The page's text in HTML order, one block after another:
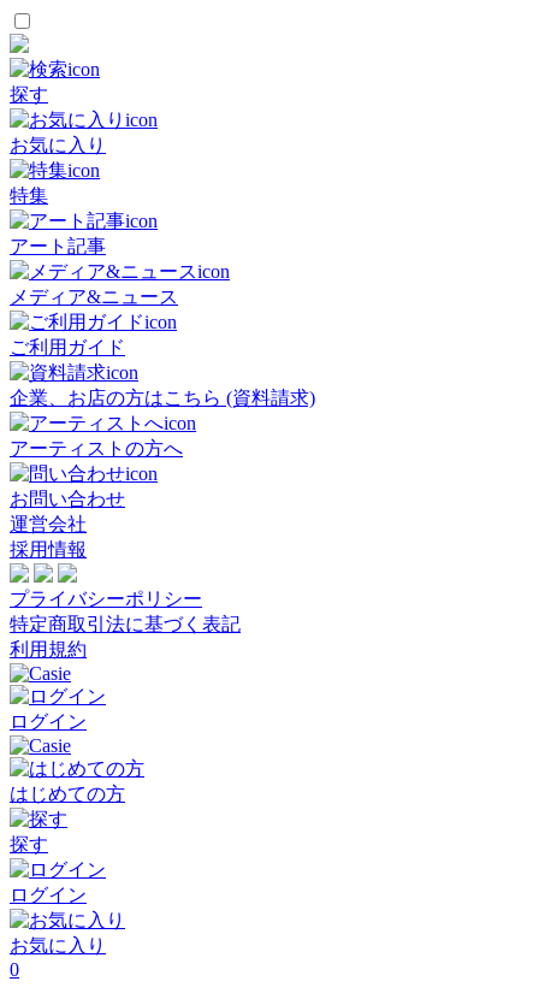
探す
お気に入り
特集
アート記事
メディア&ニュース
ご利用ガイド
企業、お店の方はこちら (資料請求)
アーティストの方へ
お問い合わせ
運営会社
採用情報
プライバシーポリシー
特定商取引法に基づく表記
利用規約
ログイン
はじめての方
探す
ログイン
お気に入り
0